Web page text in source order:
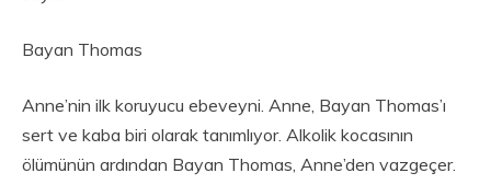
Bayan Thomas
Anne’nin ilk koruyucu ebeveyni. Anne, Bayan Thomas’ı
sert ve kaba biri olarak tanımlıyor. Alkolik kocasının
ölümünün ardından Bayan Thomas, Anne’den vazgeçer.